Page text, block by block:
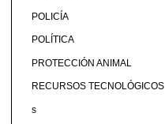
POLICÍA
POLÍTICA
PROTECCIÓN ANIMAL
RECURSOS TECNOLÓGICOS
s